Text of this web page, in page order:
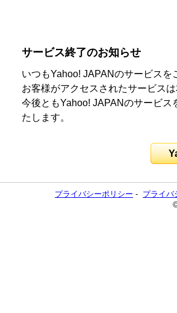
サービス終了のお知らせ
いつもYahoo! JAPANのサービス
お客様がアクセスされたサービス
今後ともYahoo! JAPANのサービ
たします。
プライバシーポリシー - プライバ